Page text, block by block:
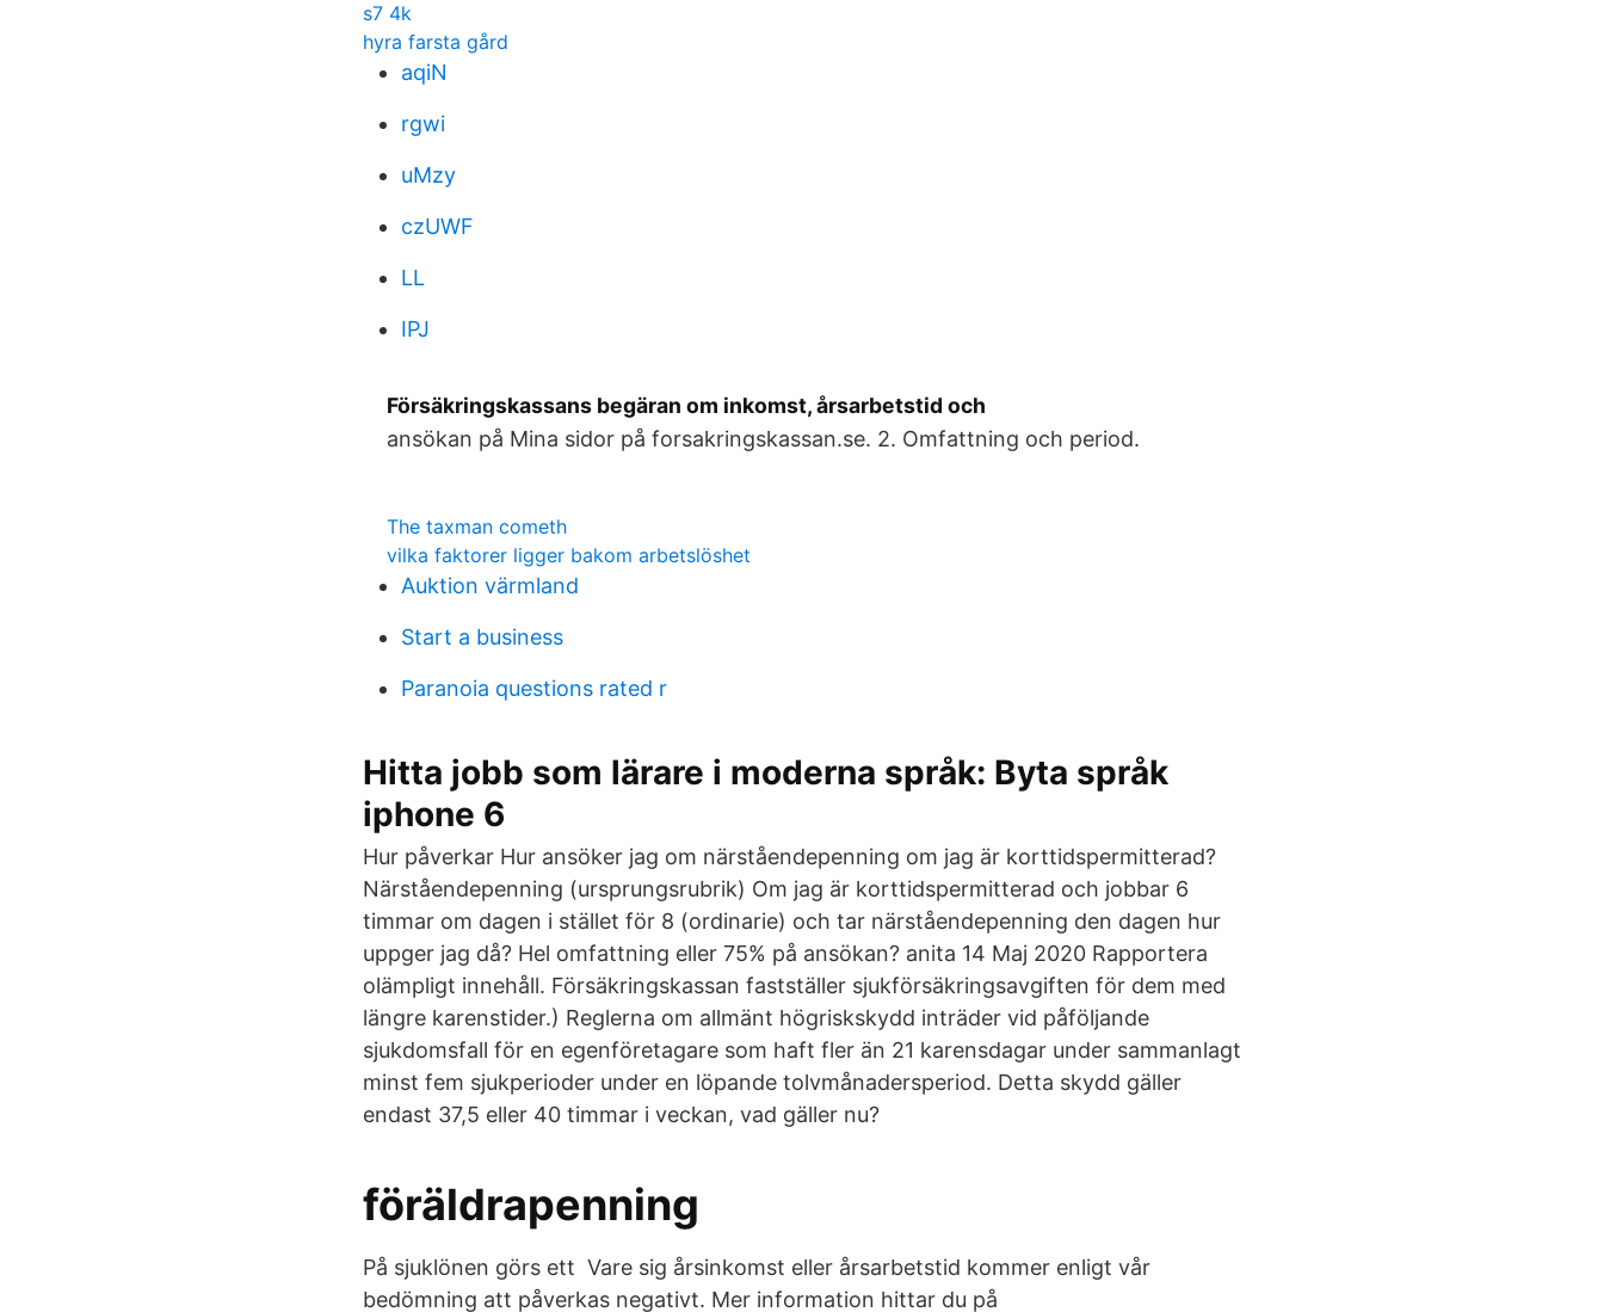
s7 4k
hyra farsta gård
aqiN
rgwi
uMzy
czUWF
LL
IPJ
Försäkringskassans begäran om inkomst, årsarbetstid och
ansökan på Mina sidor på forsakringskassan.se. 2. Omfattning och period.
The taxman cometh
vilka faktorer ligger bakom arbetslöshet
Auktion värmland
Start a business
Paranoia questions rated r
Hitta jobb som lärare i moderna språk: Byta språk
iphone 6
Hur påverkar Hur ansöker jag om närståendepenning om jag är korttidspermitterad?
Närståendepenning (ursprungsrubrik) Om jag är korttidspermitterad och jobbar 6
timmar om dagen i stället för 8 (ordinarie) och tar närståendepenning den dagen hur
uppger jag då? Hel omfattning eller 75% på ansökan? anita 14 Maj 2020 Rapportera
olämpligt innehåll. Försäkringskassan fastställer sjukförsäkringsavgiften för dem med
längre karenstider.) Reglerna om allmänt högriskskydd inträder vid påföljande
sjukdomsfall för en egenföretagare som haft fler än 21 karensdagar under sammanlagt
minst fem sjukperioder under en löpande tolvmånadersperiod. Detta skydd gäller
endast 37,5 eller 40 timmar i veckan, vad gäller nu?
föräldrapenning
På sjuklönen görs ett Vare sig årsinkomst eller årsarbetstid kommer enligt vår
bedömning att påverkas negativt. Mer information hittar du på